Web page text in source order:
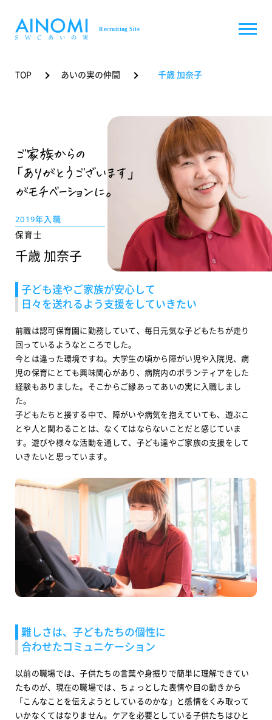
メニューを
TOP あいの実の仲間 千歳 加奈子
ご家族からの
｢ありがとうございます｣
がモチベーションに。
2019年入職
保育士
千歳 加奈子
子ども達やご家族が安心して
日々を送れるよう支援をしていきたい
前職は認可保育園に勤務していて、毎日元気な子どもたちが走り
回っているようなところでした。
今とは違った環境ですね。大学生の頃から障がい児や入院児、病
児の保育にとても興味関心があり、病院内のボランティアをした
経験もありました。そこからご縁あってあいの実に入職しまし
た。
子どもたちと接する中で、障がいや病気を抱えていても、遊ぶこ
とや人と関わることは、なくてはならないことだと感じていま
す。遊びや様々な活動を通して、子ども達やご家族の支援をして
いきたいと思っています。
難しさは、子どもたちの個性に
合わせたコミュニケーション
以前の職場では、子供たちの言葉や身振りで簡単に理解できてい
たものが、現在の職場では、ちょっとした表情や目の動きから
「こんなことを伝えようとしているのかな」と感情をくみ取って
いかなくてはなりません。ケアを必要としている子供たちはひと